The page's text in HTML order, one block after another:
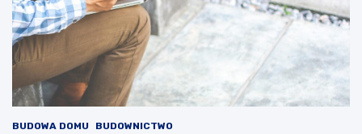
BUDOWA DOMU
BUDOWNICTWO